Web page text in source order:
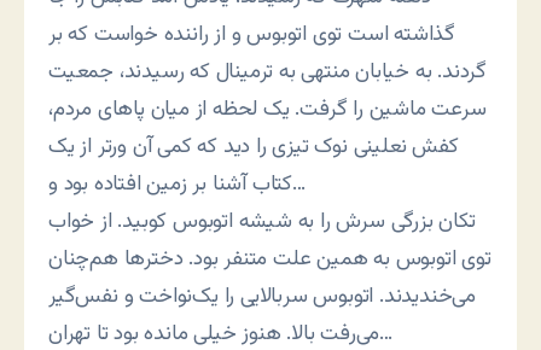
گذاشته است توی اتوبوس و از راننده خواست که بر
گردند. به خیابان منتهی به ترمینال که رسیدند، جمعیت
سرعت ماشین را گرفت. یک لحظه از میان پاهای مردم،
کفش نعلینی نوک تیزی را دید که کمی آن ورتر از یک
کتاب آشنا بر زمین افتاده بود و…
تکان بزرگی سرش را به شیشه اتوبوس کوبید. از خواب
توی اتوبوس به همین علت متنفر بود. دخترها هم‌چنان
می‌خندیدند. اتوبوس سربالایی را یک‌نواخت و نفس‌گیر
می‌رفت بالا. هنوز خیلی مانده بود تا تهران…